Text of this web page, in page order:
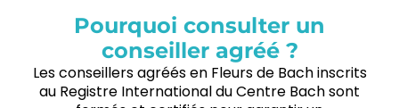
Pourquoi consulter un
conseiller agréé ?
Les conseillers agréés en Fleurs de Bach inscrits
au Registre International du Centre Bach sont